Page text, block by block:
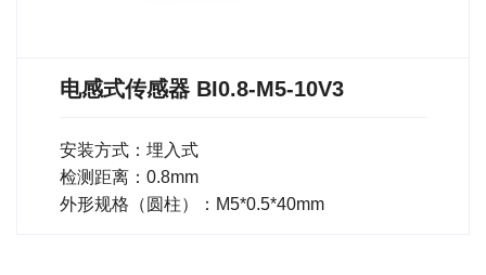
电感式传感器 BI0.8-M5-10V3
安装方式：埋入式
检测距离：0.8mm
外形规格（圆柱）：M5*0.5*40mm